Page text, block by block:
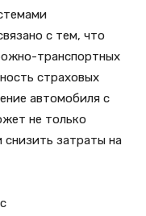
с тем, что
транспортных
страховых
автомобиля с
не только
снизить затраты на